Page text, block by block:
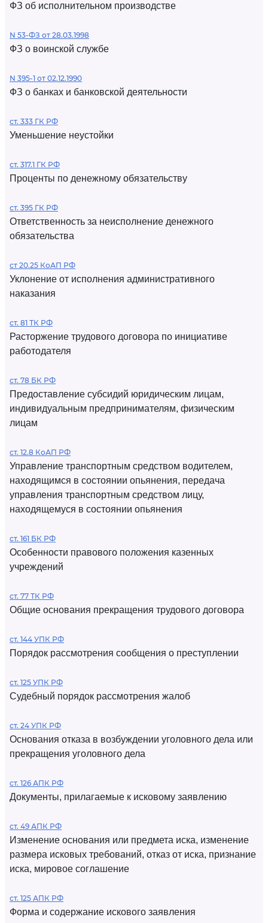
ФЗ об исполнительном производстве
N 53-ФЗ от 28.03.1998
ФЗ о воинской службе
N 395-1 от 02.12.1990
ФЗ о банках и банковской деятельности
ст. 333 ГК РФ
Уменьшение неустойки
ст. 317.1 ГК РФ
Проценты по денежному обязательству
ст. 395 ГК РФ
Ответственность за неисполнение денежного
обязательства
ст 20.25 КоАП РФ
Уклонение от исполнения административного
наказания
ст. 81 ТК РФ
Расторжение трудового договора по инициативе
работодателя
ст. 78 БК РФ
Предоставление субсидий юридическим лицам,
индивидуальным предпринимателям, физическим
лицам
ст. 12.8 КоАП РФ
Управление транспортным средством водителем,
находящимся в состоянии опьянения, передача
управления транспортным средством лицу,
находящемуся в состоянии опьянения
ст. 161 БК РФ
Особенности правового положения казенных
учреждений
ст. 77 ТК РФ
Общие основания прекращения трудового договора
ст. 144 УПК РФ
Порядок рассмотрения сообщения о преступлении
ст. 125 УПК РФ
Судебный порядок рассмотрения жалоб
ст. 24 УПК РФ
Основания отказа в возбуждении уголовного дела или
прекращения уголовного дела
ст. 126 АПК РФ
Документы, прилагаемые к исковому заявлению
ст. 49 АПК РФ
Изменение основания или предмета иска, изменение
размера исковых требований, отказ от иска, признание
иска, мировое соглашение
ст. 125 АПК РФ
Форма и содержание искового заявления